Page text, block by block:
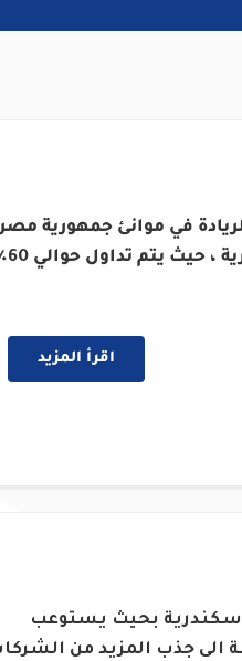
في موانئ جمهورية مصر
العربية فيما يتعلق
اقرأ المزيد
بحيث يستوعب
الى جذب المزيد من